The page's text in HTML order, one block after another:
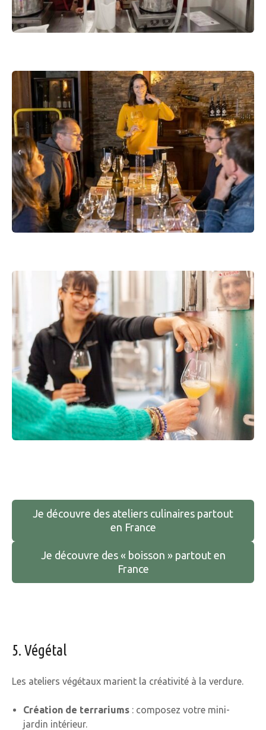
Je découvre des ateliers culinaires partout
en France
Je découvre des « boisson » partout en
France
5. Végétal
Les ateliers végétaux marient la créativité à la verdure.
Création de terrariums : composez votre mini-
jardin intérieur.